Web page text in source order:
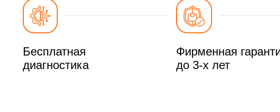
Бесплатная
диагностика
Фирменная
до 3-х лет